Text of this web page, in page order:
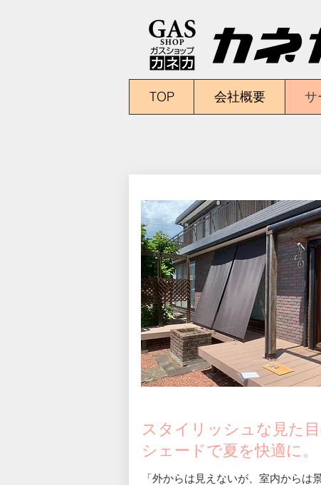
TOP 会社概要 サ
スタイリッシュな見た
シェードで夏を快適に。
「外からは見えないが、室内からは